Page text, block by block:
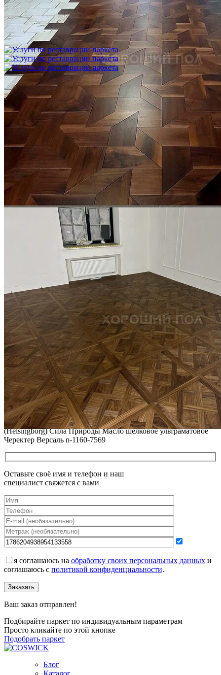
Укладка модульного паркета с финишным покрытием на
фанеру
3 600 ₽
Услуги по реставрации паркета
1 500 ₽
Блог
Интересные статьи о паркете Coswick
ВИДЕО-ИНСТРУКЦИЯ: Реставрация царапин. Полы,
покрытые маслом и твердым воском. Системы для локального
ремонта и восстановления
Читать полностью
02.02.2026
ПОЛЫ, ПОКРЫТЫЕ МАСЛОМ. РЕСТАВРАЦИЯ
НЕБОЛЬШИХ ПОТЕРТОСТЕЙ
Читать полностью
12.01.2026
РЕСТАВРАЦИЯ НЕБОЛЬШИХ ВМЯТИН НА ПАРКЕТЕ.
ПОЛЫ, ПОКРЫТЫЕ МАСЛОМ И ТВЕРДЫМ ВОСКОМ
Читать полностью
12.01.2026
Все новости о Coswick
Мозаичный паркет COSWICK Дуб Хельсингборг
(Helsingborg) Сила Природы Масло шелковое ультраматовое
Черектер Версаль n-1160-7569
Оставьте своё имя и телефон и наш
специалист свяжется с вами
я соглашаюсь на обработку своих персональных данных и
соглашаюсь с политикой конфиденциальности.
Заказать
Ваш заказ отправлен!
Подбирайте паркет по индивидуальным параметрам
Просто кликайте по этой кнопке
Подобрать паркет
Блог